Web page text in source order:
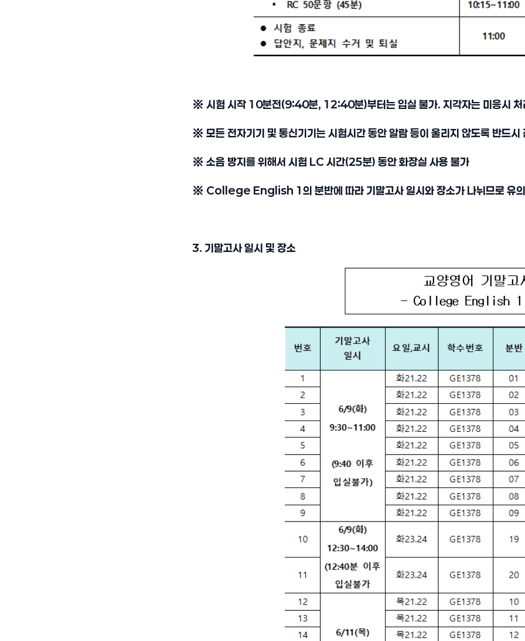
※ 시험 시작 10분전(9:40분, 12:40분)부터는 입실 불가. 지각자는 미응시 처
※ 모든 전자기기 및 통신기기는 시험시간 동안 알람 등이 울리지 않도록 반드시
※ 소음 방지를 위해서 시험 LC 시간(25분) 동안 화장실 사용 불가
※ College English 1의 분반에 따라 기말고사 일시와 장소가 나뉘므로 유
3. 기말고사 일시 및 장소